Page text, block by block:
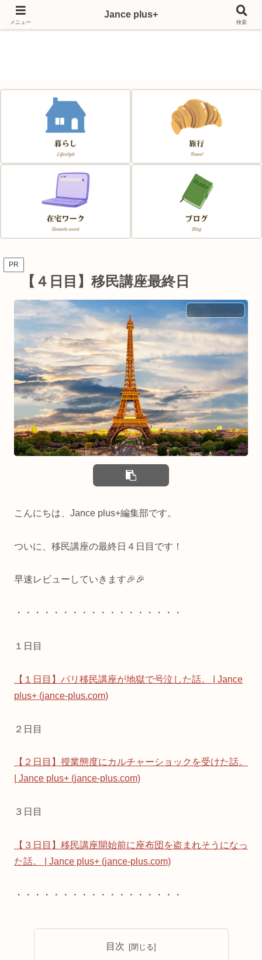
Japan & France & Chance～フランス移住応援サイト～
PR
【４日目】移民講座最終日
こんにちは、Jance plus+編集部です。
ついに、移民講座の最終日４日目です！
早速レビューしていきます🎉🎉
・・・・・・・・・・・・・・・・・・
１日目
【１日目】パリ移民講座が地獄で号泣した話。 | Jance
plus+ (jance-plus.com)
２日目
【２日目】授業態度にカルチャーショックを受けた話。
| Jance plus+ (jance-plus.com)
３日目
【３日目】移民講座開始前に座布団を盗まれそうになっ
た話。 | Jance plus+ (jance-plus.com)
・・・・・・・・・・・・・・・・・・
目次
メニュー
Jance plus+
検索